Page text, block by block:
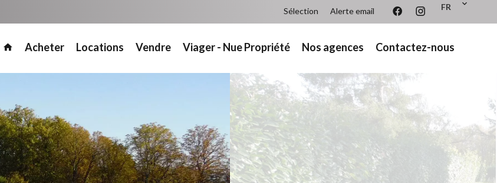
FR
Sélection Alerte email
Acheter Locations Vendre Viager - Nue Propriété Nos agences Contactez-nous